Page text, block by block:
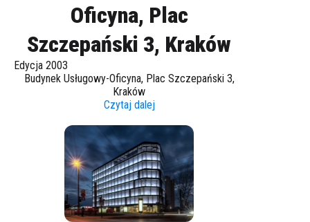
Oficyna, Plac
Szczepański 3, Kraków
Edycja 2003
Budynek Usługowy-Oficyna, Plac Szczepański 3,
Kraków
Czytaj dalej